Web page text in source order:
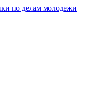
по делам молодежи